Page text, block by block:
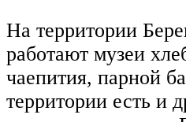
На территории
работают музеи
чаепития, парной
территории есть и